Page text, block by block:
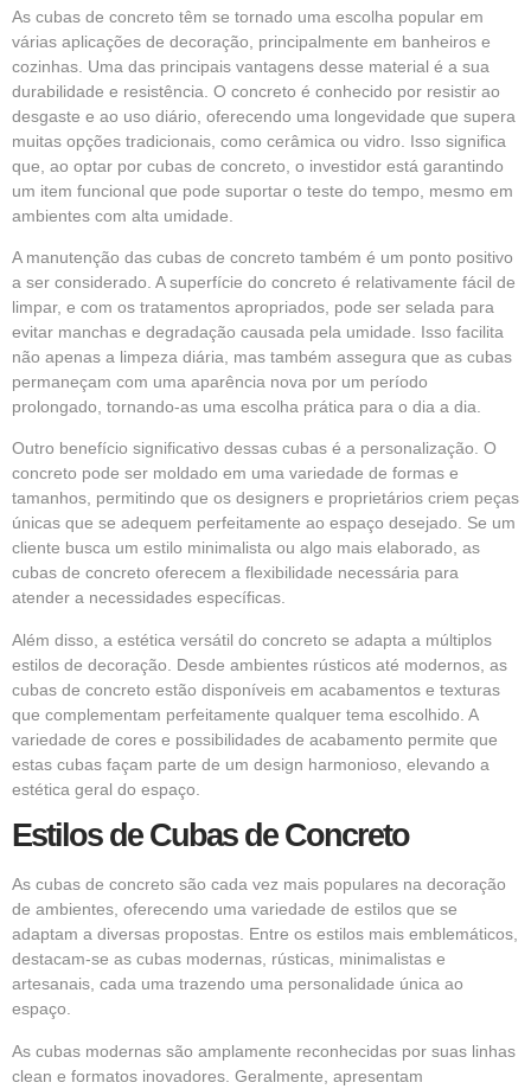
As cubas de concreto têm se tornado uma escolha popular em
várias aplicações de decoração, principalmente em banheiros e
cozinhas. Uma das principais vantagens desse material é a sua
durabilidade e resistência. O concreto é conhecido por resistir ao
desgaste e ao uso diário, oferecendo uma longevidade que supera
muitas opções tradicionais, como cerâmica ou vidro. Isso significa
que, ao optar por cubas de concreto, o investidor está garantindo
um item funcional que pode suportar o teste do tempo, mesmo em
ambientes com alta umidade.
A manutenção das cubas de concreto também é um ponto positivo
a ser considerado. A superfície do concreto é relativamente fácil de
limpar, e com os tratamentos apropriados, pode ser selada para
evitar manchas e degradação causada pela umidade. Isso facilita
não apenas a limpeza diária, mas também assegura que as cubas
permaneçam com uma aparência nova por um período
prolongado, tornando-as uma escolha prática para o dia a dia.
Outro benefício significativo dessas cubas é a personalização. O
concreto pode ser moldado em uma variedade de formas e
tamanhos, permitindo que os designers e proprietários criem peças
únicas que se adequem perfeitamente ao espaço desejado. Se um
cliente busca um estilo minimalista ou algo mais elaborado, as
cubas de concreto oferecem a flexibilidade necessária para
atender a necessidades específicas.
Além disso, a estética versátil do concreto se adapta a múltiplos
estilos de decoração. Desde ambientes rústicos até modernos, as
cubas de concreto estão disponíveis em acabamentos e texturas
que complementam perfeitamente qualquer tema escolhido. A
variedade de cores e possibilidades de acabamento permite que
estas cubas façam parte de um design harmonioso, elevando a
estética geral do espaço.
Estilos de Cubas de Concreto
As cubas de concreto são cada vez mais populares na decoração
de ambientes, oferecendo uma variedade de estilos que se
adaptam a diversas propostas. Entre os estilos mais emblemáticos,
destacam-se as cubas modernas, rústicas, minimalistas e
artesanais, cada uma trazendo uma personalidade única ao
espaço.
As cubas modernas são amplamente reconhecidas por suas linhas
clean e formatos inovadores. Geralmente, apresentam